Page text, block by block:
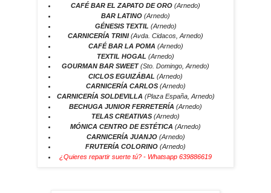
CAFÉ BAR EL ZAPATO DE ORO (Arnedo)
BAR LATINO (Arnedo)
GÉNESIS TEXTIL (Arnedo)
CARNICERÍA TRINI(Avda. Cidacos, Arnedo)
CAFÉ BAR LA POMA (Arnedo)
TEXTIL HOGAL (Arnedo)
GOURMAN BAR SWEET(Sto. Domingo, Arnedo)
CICLOS EGUIZÁBAL (Arnedo)
CARNICERÍA CARLOS (Arnedo)
CARNICERÍA SOLDEVILLA (Plaza España, Arnedo)
BECHUGA JUNIOR FERRETERÍA (Arnedo)
TELAS CREATIVAS (Arnedo)
MÓNICA CENTRO DE ESTÉTICA (Arnedo)
CARNICERÍA JUANJO(Arnedo)
FRUTERÍA COLORINO (Arnedo)
¿Quieres repartir suerte tú? - Whatsapp 639886619